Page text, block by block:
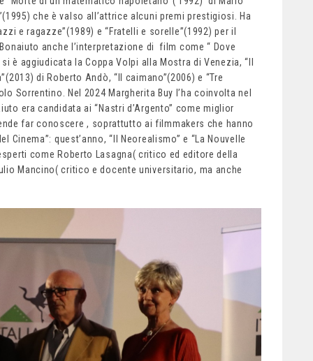
che è valso all’attrice alcuni premi prestigiosi. Ha
e ragazze”(1989) e “Fratelli e sorelle”(1992) per il
anche l’interpretazione di film come “ Dove
è aggiudicata la Coppa Volpi alla Mostra di Venezia, “Il
di Roberto Andò, “Il caimano”(2006) e “Tre
Sorrentino. Nel 2024 Margherita Buy l’ha coinvolta nel
era candidata ai “Nastri d’Argento” come miglior
far conoscere , soprattutto ai filmmakers che hanno
quest’anno, “Il Neorealismo” e “La Nouvelle
come Roberto Lasagna( critico ed editore della
Mancino( critico e docente universitario, ma anche